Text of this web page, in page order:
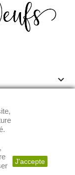
J'accepte
keyboard_arrow_down